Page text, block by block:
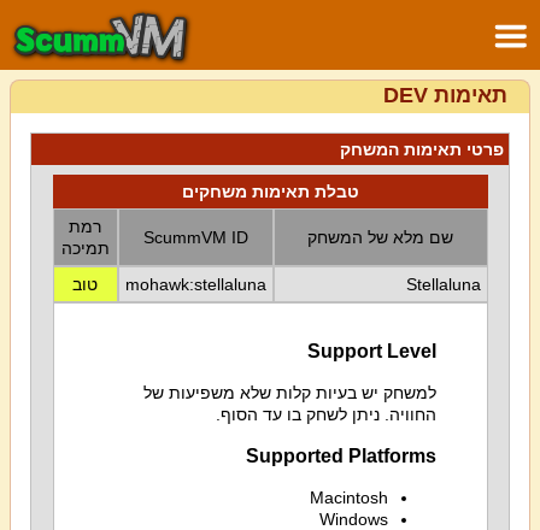
תאימות DEV
פרטי תאימות המשחק
טבלת תאימות משחקים
שם מלא של המשחק ScummVM ID
רמת
תמיכה
Stellaluna
mohawk:stellaluna טוב
Support Level
למשחק יש בעיות קלות שלא משפיעות של
החוויה. ניתן לשחק בו עד הסוף.
Supported Platforms
Macintosh
Windows